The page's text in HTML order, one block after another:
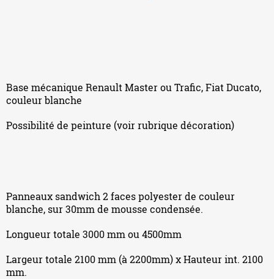
Base mécanique Renault Master ou Trafic, Fiat Ducato,
couleur blanche
Possibilité de peinture (voir rubrique décoration)
Panneaux sandwich 2 faces polyester de couleur
blanche, sur 30mm de mousse condensée.
Longueur totale 3000 mm ou 4500mm
Largeur totale 2100 mm (à 2200mm) x Hauteur int. 2100
mm.